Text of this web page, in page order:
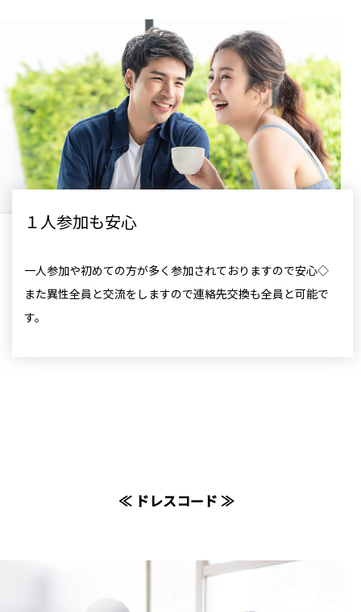
１人参加も安心
一人参加や初めての方が多く参加されておりますので安心◇
また異性全員と交流をしますので連絡先交換も全員と可能で
す。
≪ ドレスコード ≫